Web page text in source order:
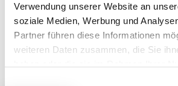
Verwendung unserer Website an
soziale Medien, Werbung und
Partner führen diese Informationen
weiteren Daten zusammen, die Sie
So kannst du deine Maniküre
gepflegten und sicheren
geniessen und dich darauf